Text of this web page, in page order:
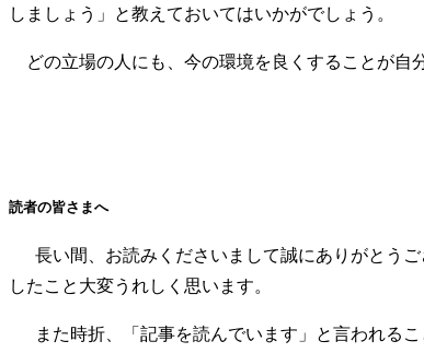
しましょう」と教えておいてはいかがでしょう。
どの立場の人にも、今の環境を良くすることが自
読者の皆さまへ
長い間、お読みくださいまして誠にありがとうご
したこと大変うれしく思います。
また時折、「記事を読んでいます」と言われるこ